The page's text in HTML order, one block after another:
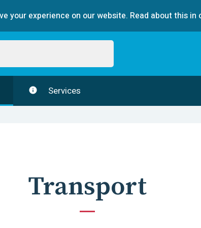
your experience on our website. Read about this in
Services
Transport